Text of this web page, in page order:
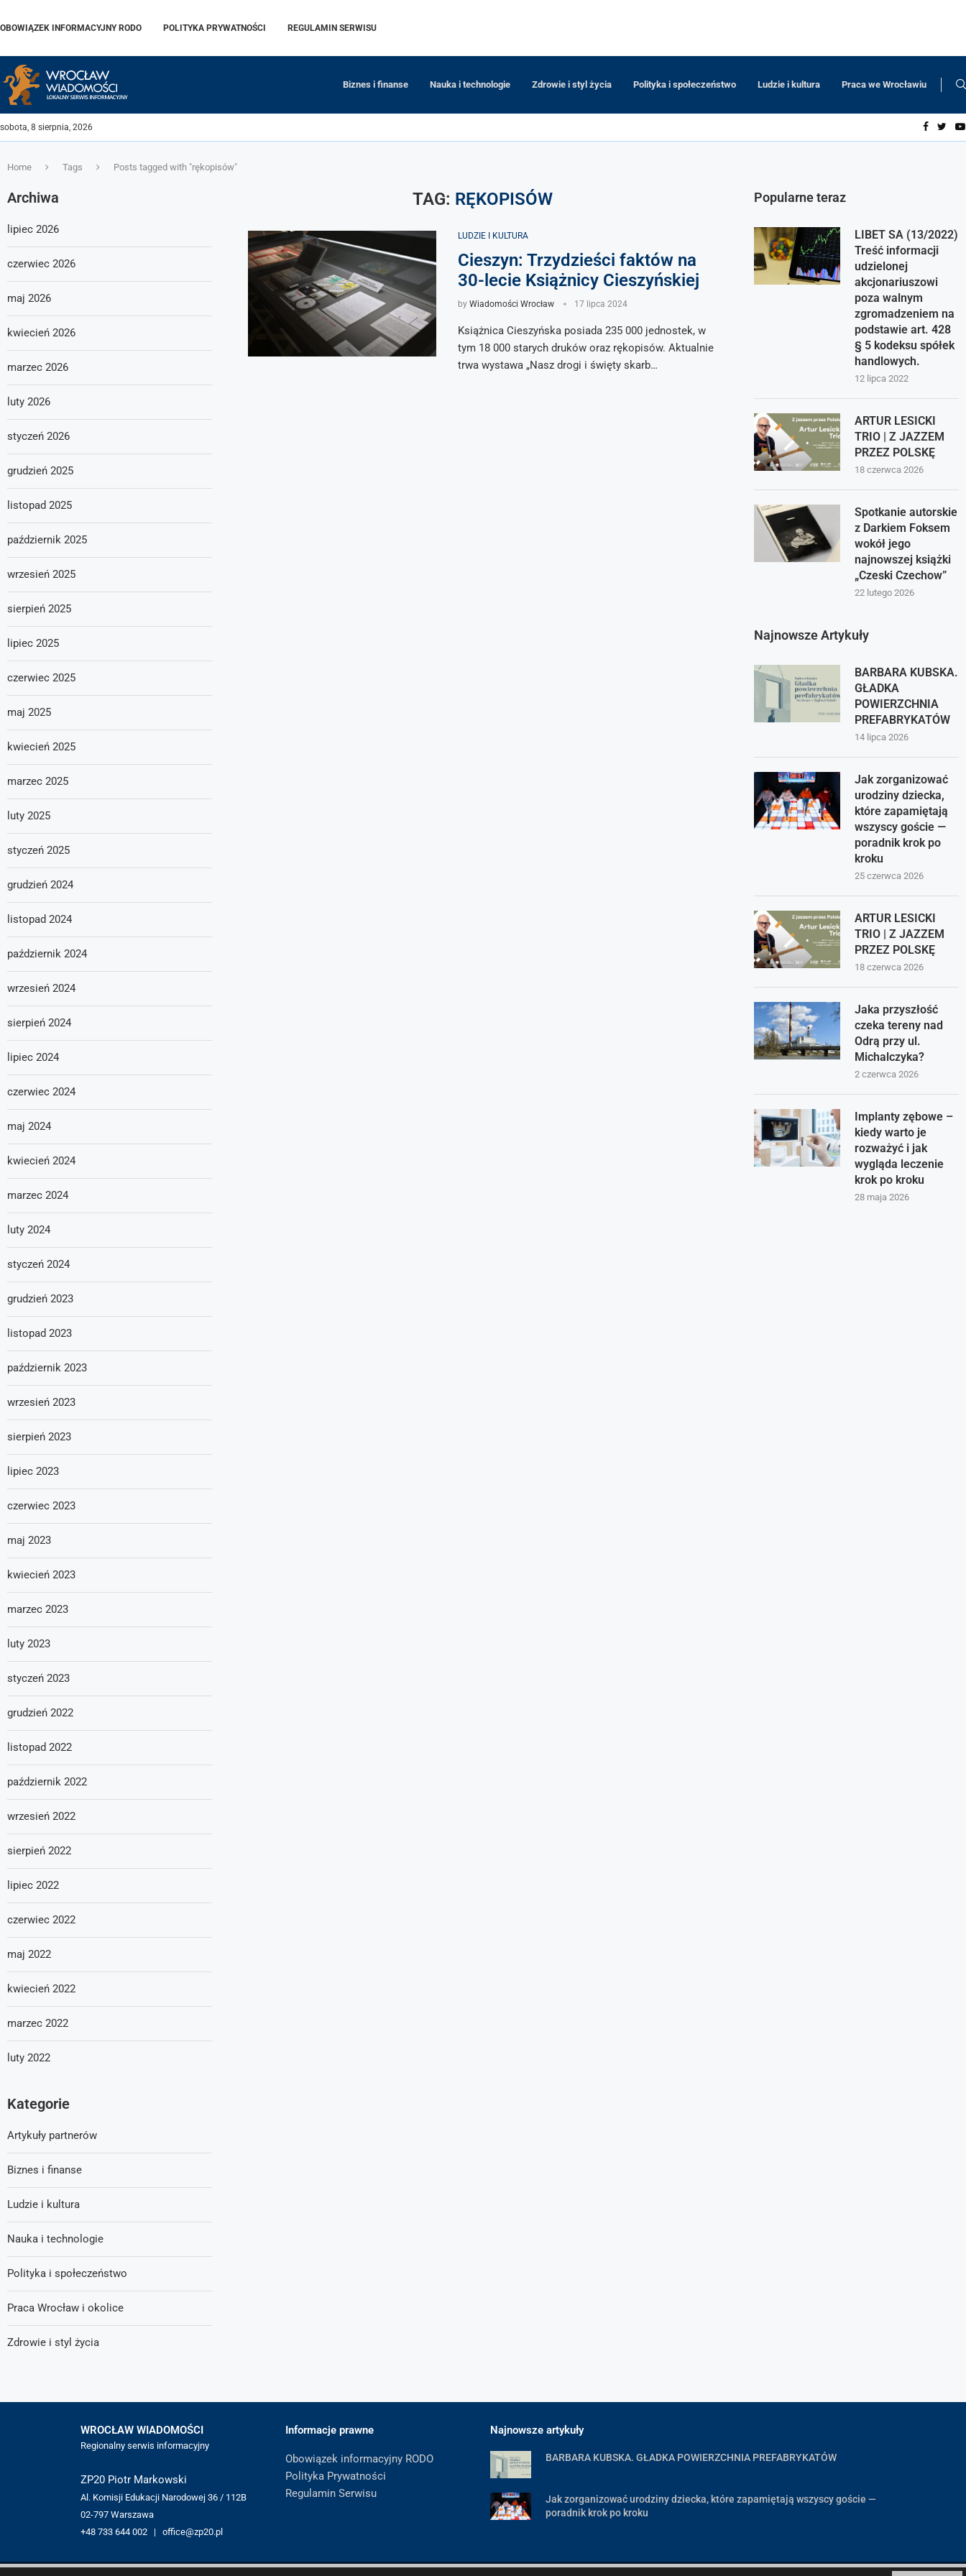
OBOWIĄZEK INFORMACYJNY RODO POLITYKA PRYWATNOŚCI REGULAMIN SERWISU
Biznes i finanse Nauka i technologie Zdrowie i styl życia Polityka i społeczeństwo Ludzie i kultura Praca we Wrocławiu
sobota, 8 sierpnia, 2026
Home Tags Posts tagged with "rękopisów"
TAG: RĘKOPISÓW
LUDZIE I KULTURA
Cieszyn: Trzydzieści faktów na
30-lecie Książnicy Cieszyńskiej
by Wiadomości Wrocław 17 lipca 2024
Książnica Cieszyńska posiada 235 000 jednostek, w
tym 18 000 starych druków oraz rękopisów. Aktualnie
trwa wystawa „Nasz drogi i święty skarb…
Popularne teraz
LIBET SA (13/2022)
Treść informacji
udzielonej
akcjonariuszowi
poza walnym
zgromadzeniem na
podstawie art. 428
§ 5 kodeksu spółek
handlowych.
12 lipca 2022
ARTUR LESICKI
TRIO | Z JAZZEM
PRZEZ POLSKĘ
18 czerwca 2026
Spotkanie autorskie
z Darkiem Foksem
wokół jego
najnowszej książki
„Czeski Czechow”
22 lutego 2026
Najnowsze Artykuły
BARBARA KUBSKA.
GŁADKA
POWIERZCHNIA
PREFABRYKATÓW
14 lipca 2026
Jak zorganizować
urodziny dziecka,
które zapamiętają
wszyscy goście —
poradnik krok po
kroku
25 czerwca 2026
ARTUR LESICKI
TRIO | Z JAZZEM
PRZEZ POLSKĘ
18 czerwca 2026
Jaka przyszłość
czeka tereny nad
Odrą przy ul.
Michalczyka?
2 czerwca 2026
Implanty zębowe –
kiedy warto je
rozważyć i jak
wygląda leczenie
krok po kroku
28 maja 2026
Archiwa
lipiec 2026
czerwiec 2026
maj 2026
kwiecień 2026
marzec 2026
luty 2026
styczeń 2026
grudzień 2025
listopad 2025
październik 2025
wrzesień 2025
sierpień 2025
lipiec 2025
czerwiec 2025
maj 2025
kwiecień 2025
marzec 2025
luty 2025
styczeń 2025
grudzień 2024
listopad 2024
październik 2024
wrzesień 2024
sierpień 2024
lipiec 2024
czerwiec 2024
maj 2024
kwiecień 2024
marzec 2024
luty 2024
styczeń 2024
grudzień 2023
listopad 2023
październik 2023
wrzesień 2023
sierpień 2023
lipiec 2023
czerwiec 2023
maj 2023
kwiecień 2023
marzec 2023
luty 2023
styczeń 2023
grudzień 2022
listopad 2022
październik 2022
wrzesień 2022
sierpień 2022
lipiec 2022
czerwiec 2022
maj 2022
kwiecień 2022
marzec 2022
luty 2022
Kategorie
Artykuły partnerów
Biznes i finanse
Ludzie i kultura
Nauka i technologie
Polityka i społeczeństwo
Praca Wrocław i okolice
Zdrowie i styl życia
WROCŁAW WIADOMOŚCI
Regionalny serwis informacyjny
ZP20 Piotr Markowski
Al. Komisji Edukacji Narodowej 36 / 112B
02-797 Warszawa
+48 733 644 002 | office@zp20.pl
Informacje prawne
Obowiązek informacyjny RODO
Polityka Prywatności
Regulamin Serwisu
Najnowsze artykuły
BARBARA KUBSKA. GŁADKA POWIERZCHNIA PREFABRYKATÓW
Jak zorganizować urodziny dziecka, które zapamiętają wszyscy goście —
poradnik krok po kroku